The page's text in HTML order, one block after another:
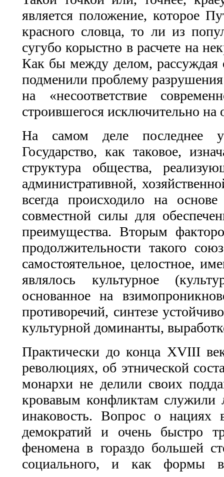
является положение, которое
красного словца, то ли из
сугубо корыстно в расчете на
Как бы между делом, рассуждая
подменили проблему разрушения
на «несоответствие
строившегося исключительно на
На самом деле последнее
Государство, как таковое,
структура общества,
административной,
всегда происходило на
совместной силы для
преимущества. Вторым
продолжительности такого
самостоятельное, целостное,
являлось культурное
основанное на
противоречий, синтезе
культурной доминанты,
Практически до конца XVIII
революциях, об этнической
монархи не делили своих
кровавым конфликтам служили
инаковость. Вопрос о нациях
демократий и очень быстро
феномена в гораздо большей
социального, и как формы